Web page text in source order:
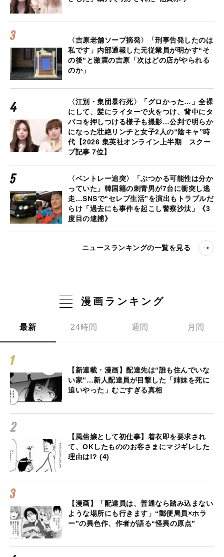
〈吉原老舗ソープ摘発〉「刑事告発したのは
私です」内部通報した元従業員が明かす“そ
の後”と激震の吉原「次はどの店がやられる
のか」
〈江別・集団暴行死〉「グロかった…」全裸
にして、髪にライターで火をつけ、背中にタ
バコを押しつける様子も撮影…公判で明らか
になった壮絶リンチと女子2人の“陰キャ”時
代【2026 集英社オンライン上半期 スクー
プ記事 7位】
〈ベントレー追突〉「ぶつかる可能性は分か
っていた」韓国籍の刺青男が7台に衝突し逃
走…SNSで“セレブ生活”を演出もトラブルだ
らけ「過去にも事件を起こし警察沙汰」《3
度目の逮捕》
ニュースランキングの一覧を見る
漫画ランキング
最新 24時間 週間 月間
【新連載・漫画】配達先は“誰も住んでいな
い家”…新人配達員が目撃した「姉妹を死に
追いやった」むごすぎる真相
【風俗嬢として初仕事】着衣即を要求され
て、OKしたもののお客さまにマジギレした
理由は!? (4)
【漫画】「配達員は、普通なら踏み込まない
ような場所にも行きます」“郵便局員×ホラ
ー”の異色作、作者が語る“怪異の原点”